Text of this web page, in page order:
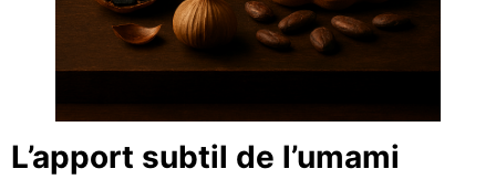
L’apport subtil de l’umami